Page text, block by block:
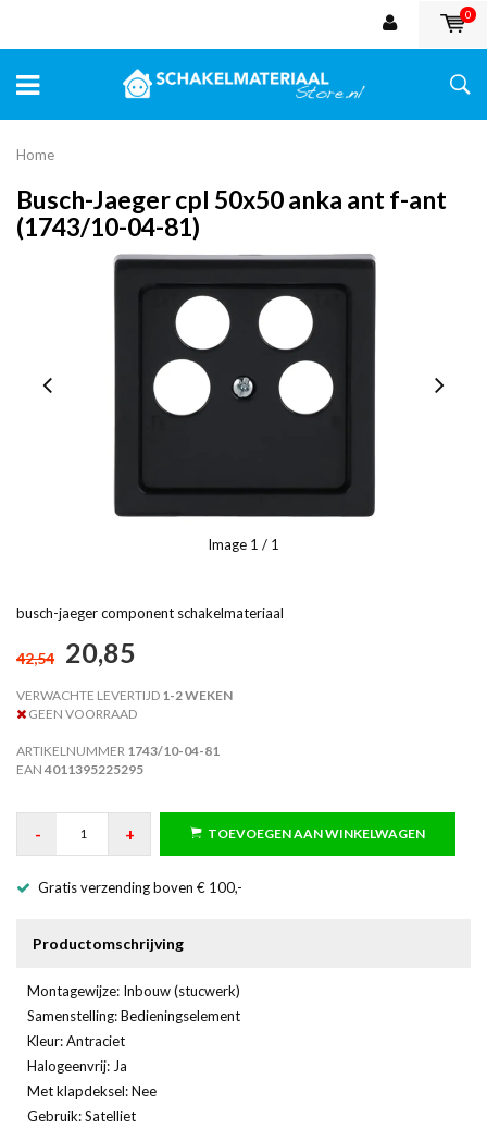
0
Home
Busch-Jaeger cpl 50x50 anka ant f-ant
(1743/10-04-81)
Image 1 / 1
busch-jaeger component schakelmateriaal
42,54 20,85
VERWACHTE LEVERTIJD 1-2 WEKEN
GEEN VOORRAAD
ARTIKELNUMMER 1743/10-04-81
EAN 4011395225295
- + TOEVOEGEN AAN WINKELWAGEN
Gratis verzending boven € 100,-
Productomschrijving
Montagewijze: Inbouw (stucwerk)
Samenstelling: Bedieningselement
Kleur: Antraciet
Halogeenvrij: Ja
Met klapdeksel: Nee
Gebruik: Satelliet